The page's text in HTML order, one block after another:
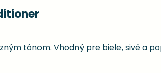
tónom. Vhodný pre biele, sivé a